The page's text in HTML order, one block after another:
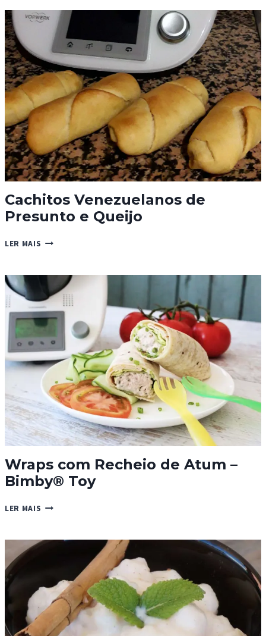
Cachitos Venezuelanos de
Presunto e Queijo
LER MAIS CACHITOS
PRESUNTO
QUEIJO
Wraps com Recheio de Atum –
Bimby® Toy
LER MAIS WRAPS
DE
BIMBY®